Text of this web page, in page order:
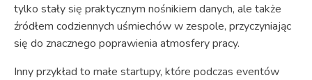
tylko stały się praktycznym nośnikiem danych, ale także
źródłem codziennych uśmiechów w zespole, przyczyniając
się do znacznego poprawienia atmosfery pracy.
Inny przykład to małe startupy, które podczas eventów